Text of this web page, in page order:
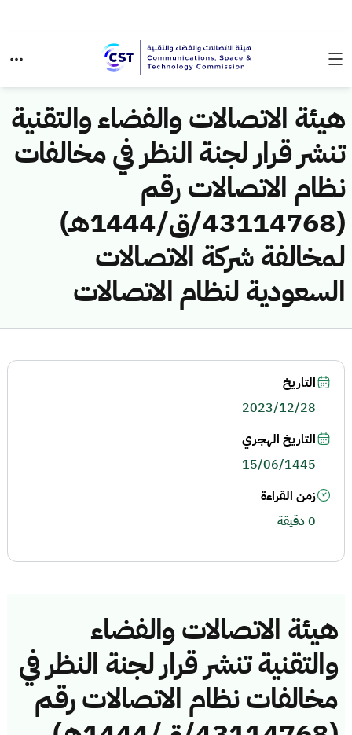
هيئة الاتصالات والفضاء والتقنية
تنشر قرار لجنة النظر في مخالفات
نظام الاتصالات رقم
(43114768/ق/1444هـ)
لمخالفة شركة الاتصالات
السعودية لنظام الاتصالات
هيئة الاتصالات والفضاء
والتقنية تنشر قرار لجنة النظر في
مخالفات نظام الاتصالات رقم
التاريخ
2023/12/28
التاريخ الهجري
15/06/1445
زمن القراءة
0 دقيقة